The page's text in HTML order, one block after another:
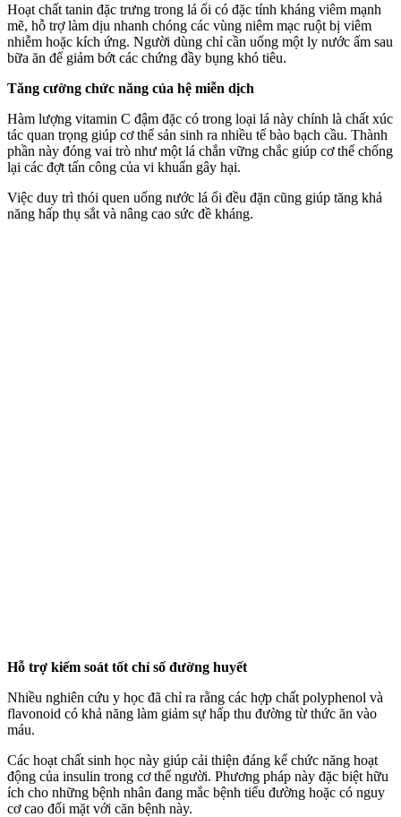
Hoạt chất tanin đặc trưng trong lá ổi có đặc tính kháng viêm mạnh
mẽ, hỗ trợ làm dịu nhanh chóng các vùng niêm mạc ruột bị viêm
nhiễm hoặc kích ứng. Người dùng chỉ cần uống một ly nước ấm sau
bữa ăn để giảm bớt các chứng đầy bụng khó tiêu.
Tăng cường chức năng của hệ miễn dịch
Hàm lượng vitamin C đậm đặc có trong loại lá này chính là chất xúc
tác quan trọng giúp c‌ơ th‌ể sản sinh ra nhiều tế bào bạch cầu. Thành
phần này đóng vai trò như một lá chắn vững chắc giúp c‌ơ th‌ể chống
lại các đợt tấn công của vi khuẩn gây hại.
Việc duy trì thói quen uống nước lá ổi đều đặn cũng giúp tăng khả
năng hấp thụ sắt và nâng cao sức đề kháng.
Hỗ trợ kiểm soát tốt chỉ số đường huyết
Nhiều nghiên cứu y học đã chỉ ra rằng các hợp chất polyphenol và
flavonoid có khả năng làm giảm sự hấp thu đường từ thức ăn vào
máu.
Các hoạt chất sinh học này giúp cải thiện đáng kể chức năng hoạt
động của insulin trong c‌ơ th‌ể người. Phương pháp này đặc biệt hữu
ích cho những bệnh nhân đang mắc bệnh tiểu đường hoặc có nguy
cơ cao đối mặt với căn bệnh này.